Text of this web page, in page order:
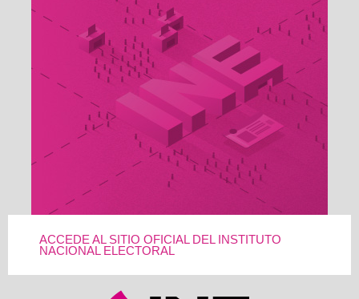
ACCEDE AL SITIO OFICIAL DEL INSTITUTO
NACIONAL ELECTORAL